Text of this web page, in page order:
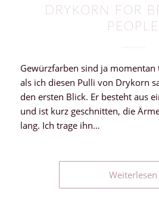
DRYKORN FOR
PEOPLE
Gewürzfarben sind ja momentan
als ich diesen Pulli von Drykorn
den ersten Blick. Er besteht aus
und ist kurz geschnitten, die
lang. Ich trage ihn…
Weiterlesen